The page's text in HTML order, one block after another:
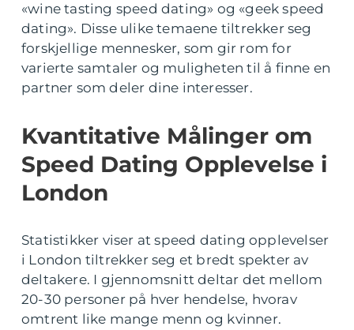
«wine tasting speed dating» og «geek speed
dating». Disse ulike temaene tiltrekker seg
forskjellige mennesker, som gir rom for
varierte samtaler og muligheten til å finne en
partner som deler dine interesser.
Kvantitative Målinger om
Speed Dating Opplevelse i
London
Statistikker viser at speed dating opplevelser
i London tiltrekker seg et bredt spekter av
deltakere. I gjennomsnitt deltar det mellom
20-30 personer på hver hendelse, hvorav
omtrent like mange menn og kvinner.